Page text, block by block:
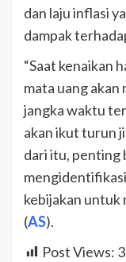
dan laju inflasi
dampak
“Saat kenaikan
mata uang
jangka waktu
akan ikut turun
dari itu, penting
kebijakan untuk
(AS).
Post Views: